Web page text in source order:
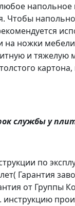
напольное
Чтобы
на ножки
и
картона,
службы у
по
Гарантия
от Группы
инструкцию